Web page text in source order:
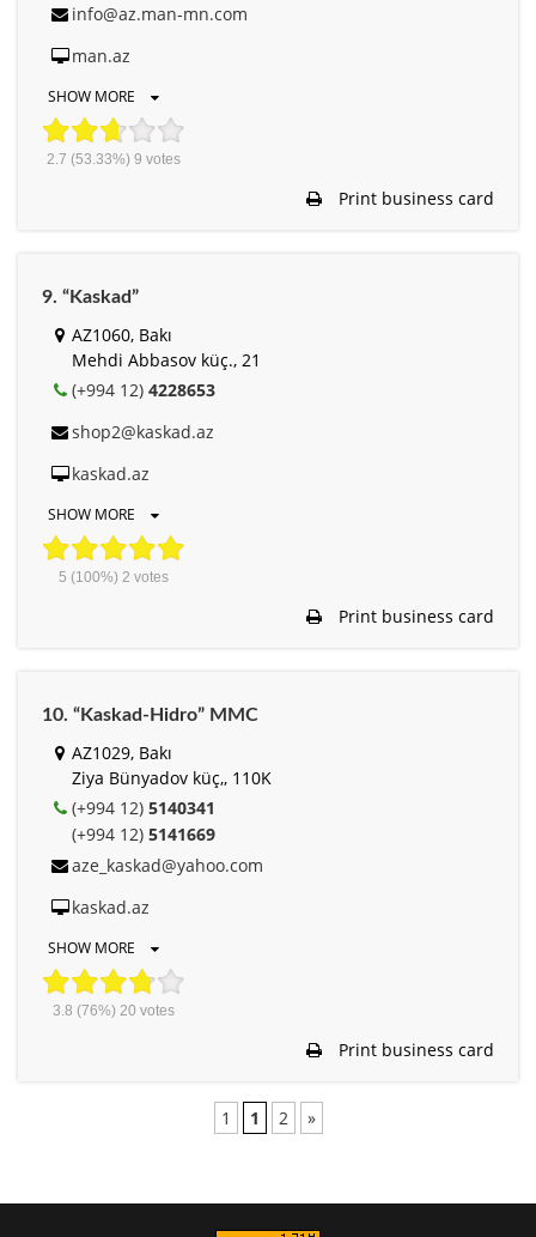
info@az.man-mn.com
man.az
SHOW MORE
2.7 (53.33%) 9 votes
Print business card
9. “Kaskad”
AZ1060, Bakı
Mehdi Abbasov küç., 21
(+994 12) 4228653
shop2@kaskad.az
kaskad.az
SHOW MORE
5 (100%) 2 votes
Print business card
10. “Kaskad-Hidro” MMC
AZ1029, Bakı
Ziya Bünyadov küç,, 110K
(+994 12) 5140341
(+994 12) 5141669
aze_kaskad@yahoo.com
kaskad.az
SHOW MORE
3.8 (76%) 20 votes
Print business card
1 1 2 »